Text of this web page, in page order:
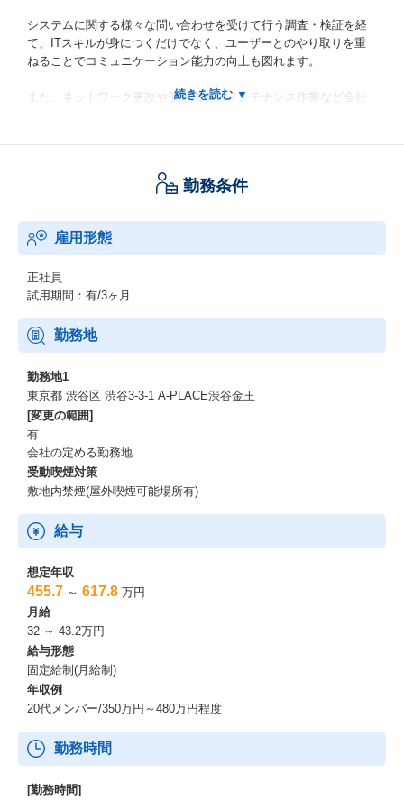
システムに関する様々な問い合わせを受けて行う調査・検証を経
て、ITスキルが身につくだけでなく、ユーザーとのやり取りを重
ねることでコミュニケーション能力の向上も図れます。
また、ネットワーク更改や仮想環境のメンテナンス作業など全社
・出社、テレワーク（週２回程度）併用
・作業によっては休日出勤あり（出勤分は代休取得）
勤務条件
雇用形態
正社員
試用期間：有/3ヶ月
勤務地
勤務地1
東京都 渋谷区 渋谷3-3-1 A-PLACE渋谷金王
[変更の範囲]
有
会社の定める勤務地
受動喫煙対策
敷地内禁煙(屋外喫煙可能場所有)
給与
想定年収
455.7 ～ 617.8 万円
月給
32 ～ 43.2万円
給与形態
固定給制(月給制)
年収例
20代メンバー/350万円～480万円程度
勤務時間
[勤務時間]